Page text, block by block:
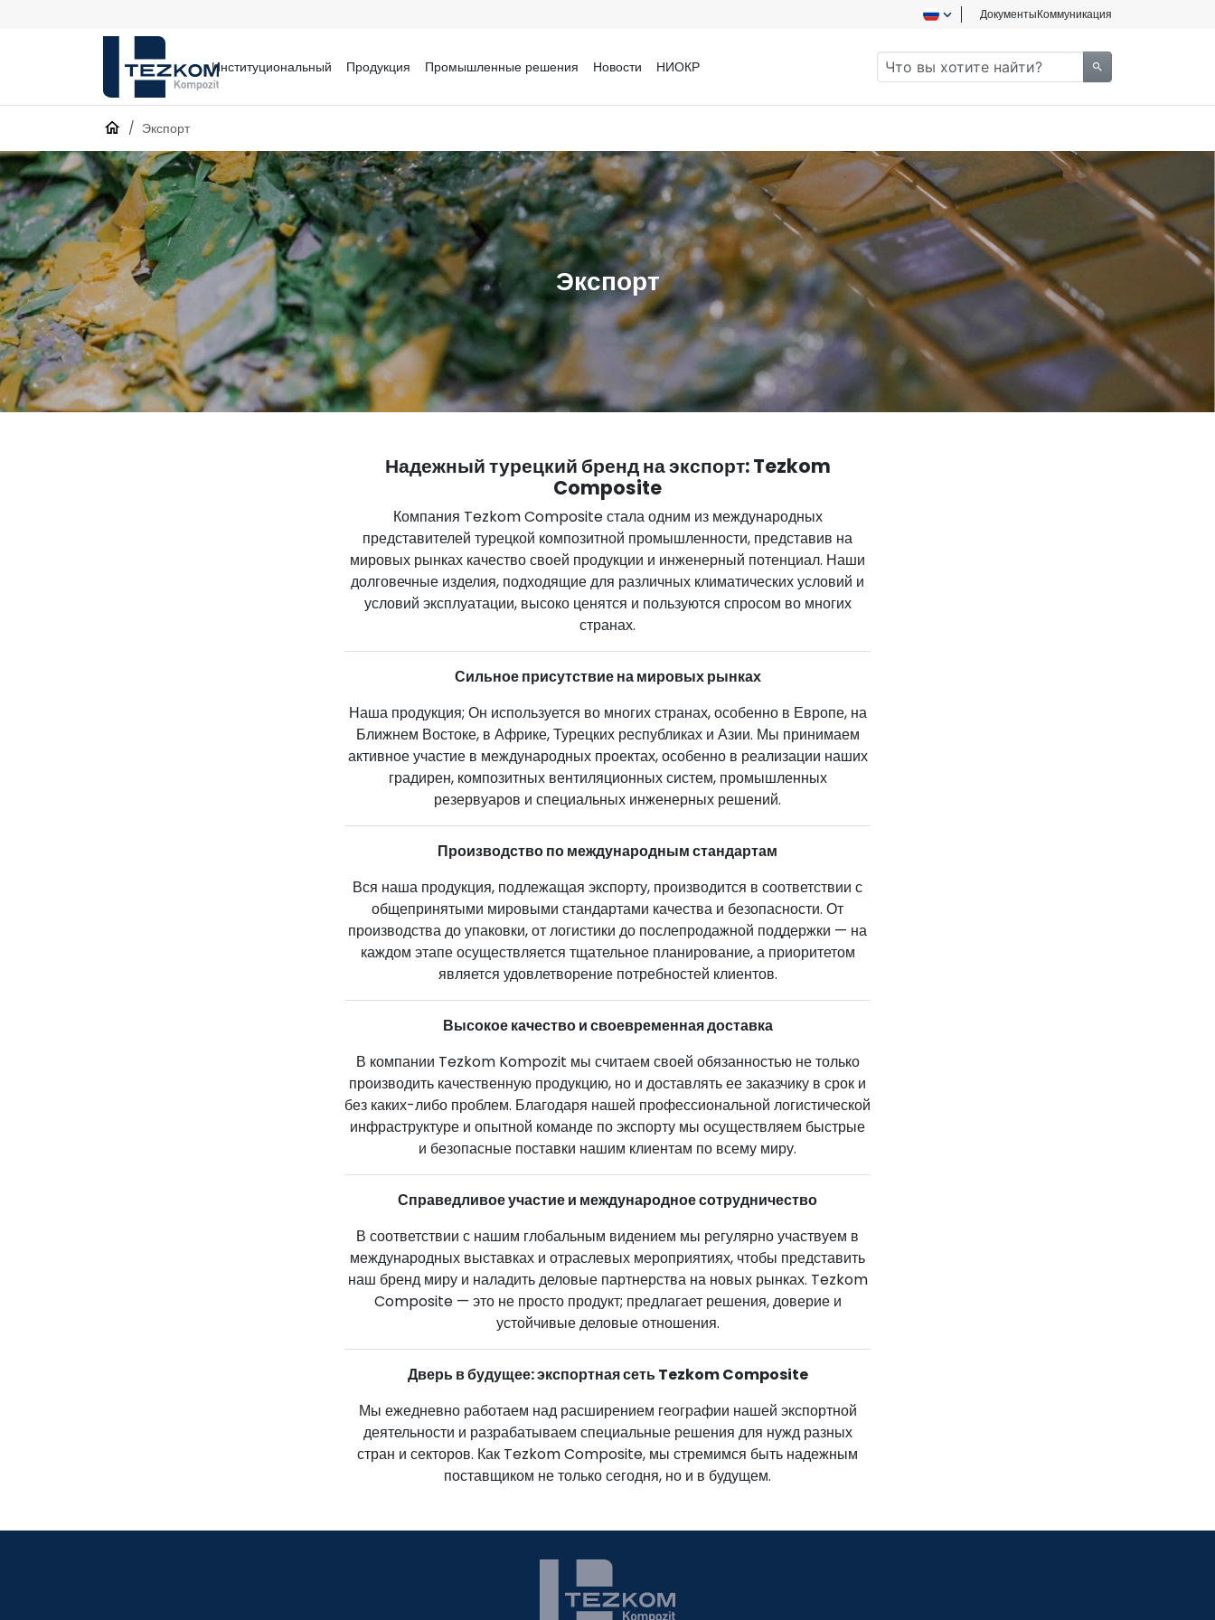
ДокументыКоммуникация
Институциональный Продукция Промышленные решения Новости НИОКР
Экспорт
Экспорт
Надежный турецкий бренд на экспорт: Tezkom
Composite
Компания Tezkom Composite стала одним из международных
представителей турецкой композитной промышленности, представив на
мировых рынках качество своей продукции и инженерный потенциал. Наши
долговечные изделия, подходящие для различных климатических условий и
условий эксплуатации, высоко ценятся и пользуются спросом во многих
странах.
Сильное присутствие на мировых рынках
Наша продукция; Он используется во многих странах, особенно в Европе, на
Ближнем Востоке, в Африке, Турецких республиках и Азии. Мы принимаем
активное участие в международных проектах, особенно в реализации наших
градирен, композитных вентиляционных систем, промышленных
резервуаров и специальных инженерных решений.
Производство по международным стандартам
Вся наша продукция, подлежащая экспорту, производится в соответствии с
общепринятыми мировыми стандартами качества и безопасности. От
производства до упаковки, от логистики до послепродажной поддержки — на
каждом этапе осуществляется тщательное планирование, а приоритетом
является удовлетворение потребностей клиентов.
Высокое качество и своевременная доставка
В компании Tezkom Kompozit мы считаем своей обязанностью не только
производить качественную продукцию, но и доставлять ее заказчику в срок и
без каких-либо проблем. Благодаря нашей профессиональной логистической
инфраструктуре и опытной команде по экспорту мы осуществляем быстрые
и безопасные поставки нашим клиентам по всему миру.
Справедливое участие и международное сотрудничество
В соответствии с нашим глобальным видением мы регулярно участвуем в
международных выставках и отраслевых мероприятиях, чтобы представить
наш бренд миру и наладить деловые партнерства на новых рынках. Tezkom
Composite — это не просто продукт; предлагает решения, доверие и
устойчивые деловые отношения.
Дверь в будущее: экспортная сеть Tezkom Composite
Мы ежедневно работаем над расширением географии нашей экспортной
деятельности и разрабатываем специальные решения для нужд разных
стран и секторов. Как Tezkom Composite, мы стремимся быть надежным
поставщиком не только сегодня, но и в будущем.